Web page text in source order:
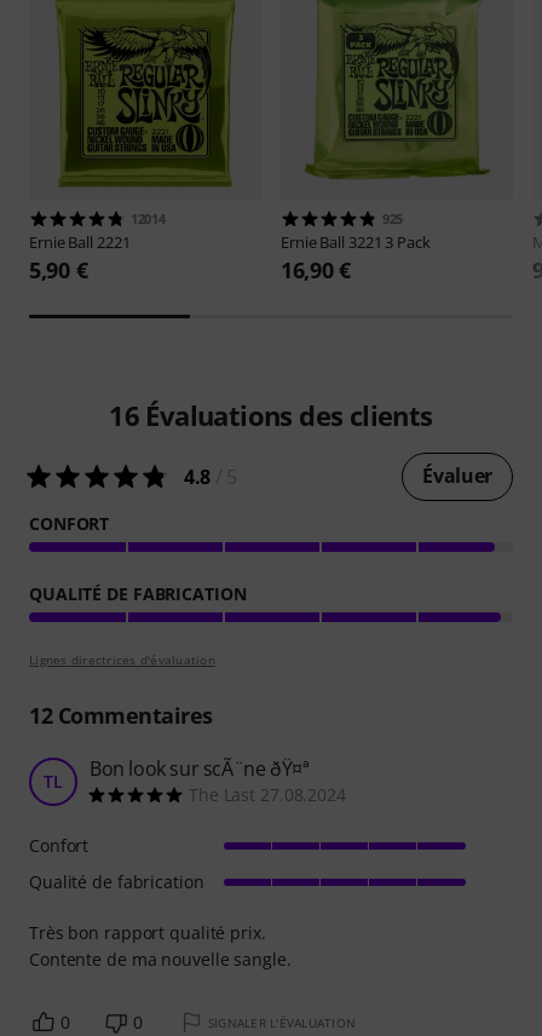
12014
Ernie Ball 2221
5,90 €
925
Ernie Ball 3221 3 Pack
16,90 €
16 Évaluations des clients
4.8 Évaluer
CONFORT
QUALITÉ DE FABRICATION
Lignes directrices d'évaluation
12Commentaires
TL Bon look sur scÃ¨ne ðŸ¤ª
The Last 27.08.2024
Très bon rapport qualité prix.
Contente de ma nouvelle sangle.
Confort
Qualité de fabrication
0 0 SIGNALER L'ÉVALUATION